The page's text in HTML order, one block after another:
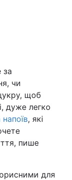
за
чи
щоб
дуже легко
напоїв, які
пише
для